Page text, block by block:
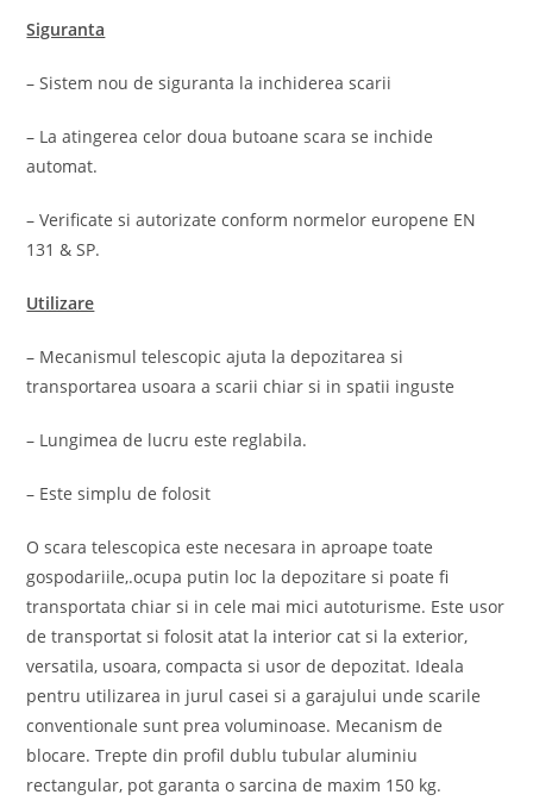
Siguranta
– Sistem nou de siguranta la inchiderea scarii
– La atingerea celor doua butoane scara se inchide
automat.
– Verificate si autorizate conform normelor europene EN
131 & SP.
Utilizare
– Mecanismul telescopic ajuta la depozitarea si
transportarea usoara a scarii chiar si in spatii inguste
– Lungimea de lucru este reglabila.
– Este simplu de folosit
O scara telescopica este necesara in aproape toate
gospodariile,.ocupa putin loc la depozitare si poate fi
transportata chiar si in cele mai mici autoturisme. Este usor
de transportat si folosit atat la interior cat si la exterior,
versatila, usoara, compacta si usor de depozitat. Ideala
pentru utilizarea in jurul casei si a garajului unde scarile
conventionale sunt prea voluminoase. Mecanism de
blocare. Trepte din profil dublu tubular aluminiu
rectangular, pot garanta o sarcina de maxim 150 kg.